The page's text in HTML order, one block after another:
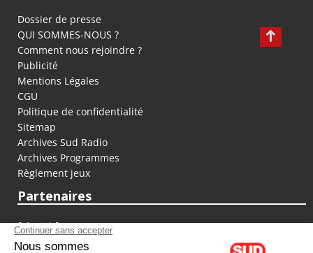
Dossier de presse
QUI SOMMES-NOUS ?
Comment nous rejoindre ?
Publicité
Mentions Légales
CGU
Politique de confidentialité
Sitemap
Archives Sud Radio
Archives Programmes
Règlement jeux
Partenaires
fiducial.fr
lyoncapitale.fr